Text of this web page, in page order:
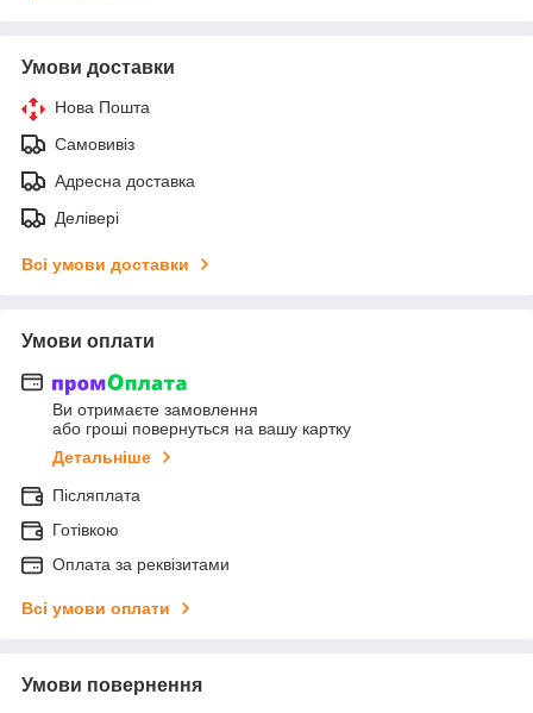
Умови доставки
Нова Пошта
Самовивіз
Адресна доставка
Делівері
Всі умови доставки
Умови оплати
Ви отримаєте замовлення
або гроші повернуться на вашу картку
Детальніше
Післяплата
Готівкою
Оплата за реквізитами
Всі умови оплати
Умови повернення